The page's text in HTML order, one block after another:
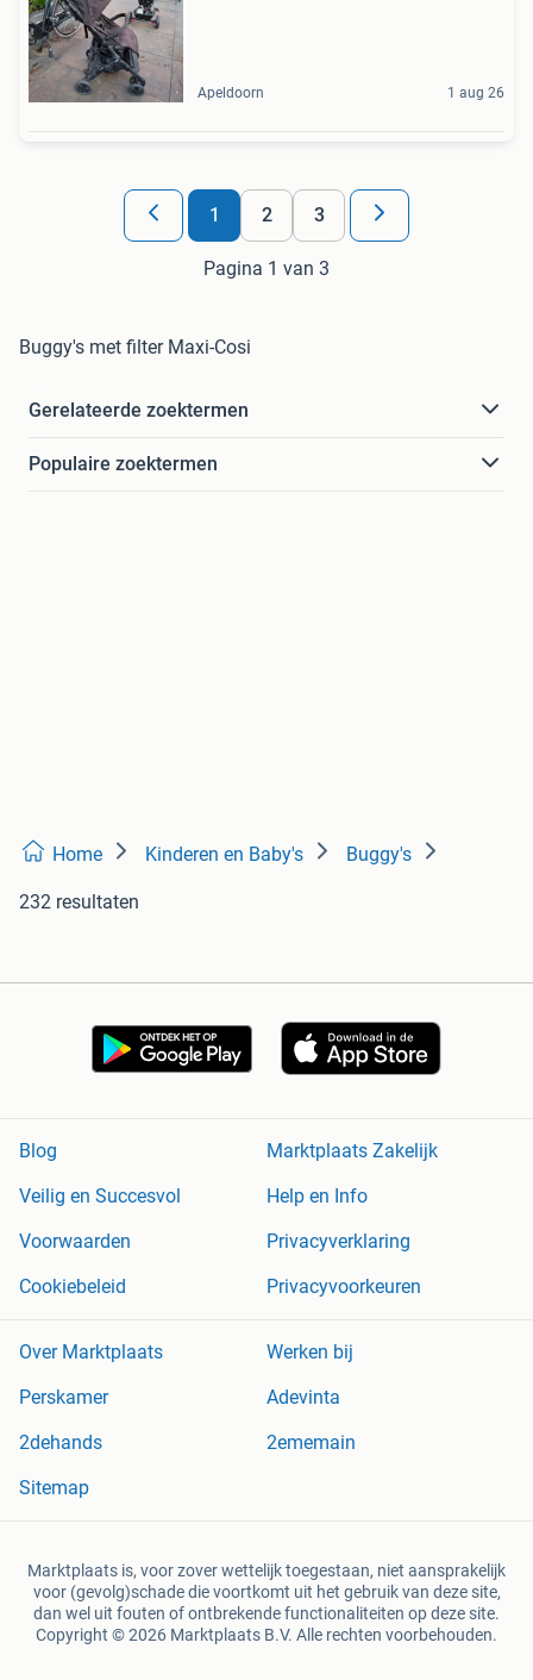
Apeldoorn 1 aug 26
1 2 3
Pagina 1 van 3
Buggy's met filter Maxi-Cosi
Gerelateerde zoektermen
Populaire zoektermen
Home Kinderen en Baby's Buggy's
232 resultaten
Blog
Marktplaats Zakelijk
Veilig en Succesvol
Help en Info
Voorwaarden
Privacyverklaring
Cookiebeleid
Privacyvoorkeuren
Over Marktplaats
Werken bij
Perskamer
Adevinta
2dehands
2ememain
Sitemap
Marktplaats is, voor zover wettelijk toegestaan, niet aansprakelijk
voor (gevolg)schade die voortkomt uit het gebruik van deze site,
dan wel uit fouten of ontbrekende functionaliteiten op deze site.
Copyright © 2026 Marktplaats B.V. Alle rechten voorbehouden.